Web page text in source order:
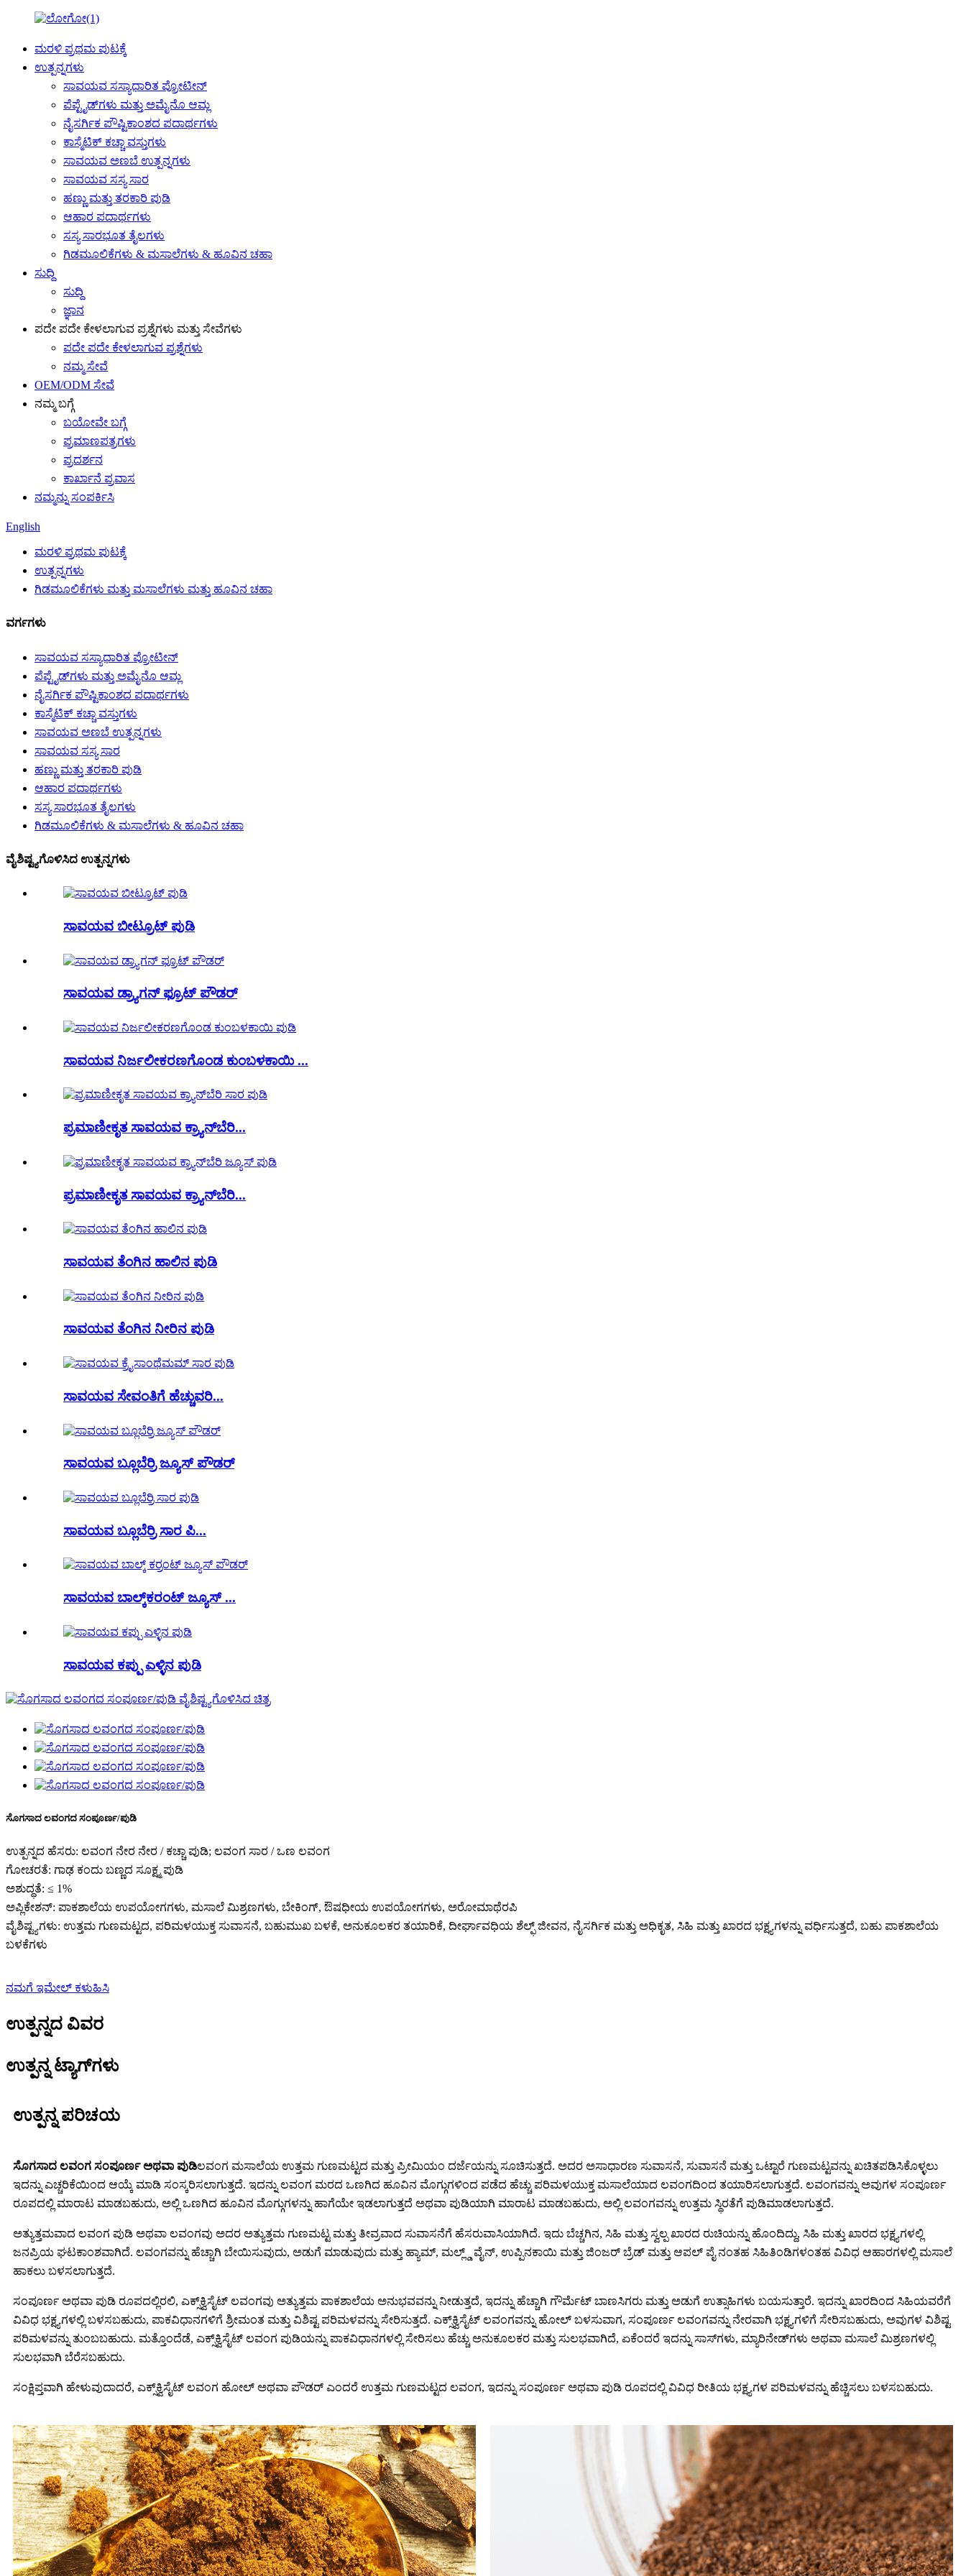
ಮರಳಿ ಪ್ರಥಮ ಪುಟಕ್ಕೆ
ಉತ್ಪನ್ನಗಳು
ಸಾವಯವ ಸಸ್ಯಾಧಾರಿತ ಪ್ರೋಟೀನ್
ಪೆಪ್ಟೈಡ್‌ಗಳು ಮತ್ತು ಅಮೈನೊ ಆಮ್ಲ
ನೈಸರ್ಗಿಕ ಪೌಷ್ಟಿಕಾಂಶದ ಪದಾರ್ಥಗಳು
ಕಾಸ್ಮೆಟಿಕ್ ಕಚ್ಚಾ ವಸ್ತುಗಳು
ಸಾವಯವ ಅಣಬೆ ಉತ್ಪನ್ನಗಳು
ಸಾವಯವ ಸಸ್ಯ ಸಾರ
ಹಣ್ಣು ಮತ್ತು ತರಕಾರಿ ಪುಡಿ
ಆಹಾರ ಪದಾರ್ಥಗಳು
ಸಸ್ಯ ಸಾರಭೂತ ತೈಲಗಳು
ಗಿಡಮೂಲಿಕೆಗಳು & ಮಸಾಲೆಗಳು & ಹೂವಿನ ಚಹಾ
ಸುದ್ದಿ
ಸುದ್ದಿ
ಜ್ಞಾನ
ಪದೇ ಪದೇ ಕೇಳಲಾಗುವ ಪ್ರಶ್ನೆಗಳು ಮತ್ತು ಸೇವೆಗಳು
ಪದೇ ಪದೇ ಕೇಳಲಾಗುವ ಪ್ರಶ್ನೆಗಳು
ನಮ್ಮ ಸೇವೆ
OEM/ODM ಸೇವೆ
ನಮ್ಮ ಬಗ್ಗೆ
ಬಯೋವೇ ಬಗ್ಗೆ
ಪ್ರಮಾಣಪತ್ರಗಳು
ಪ್ರದರ್ಶನ
ಕಾರ್ಖಾನೆ ಪ್ರವಾಸ
ನಮ್ಮನ್ನು ಸಂಪರ್ಕಿಸಿ
English
ಮರಳಿ ಪ್ರಥಮ ಪುಟಕ್ಕೆ
ಉತ್ಪನ್ನಗಳು
ಗಿಡಮೂಲಿಕೆಗಳು ಮತ್ತು ಮಸಾಲೆಗಳು ಮತ್ತು ಹೂವಿನ ಚಹಾ
ವರ್ಗಗಳು
ಸಾವಯವ ಸಸ್ಯಾಧಾರಿತ ಪ್ರೋಟೀನ್
ಪೆಪ್ಟೈಡ್‌ಗಳು ಮತ್ತು ಅಮೈನೊ ಆಮ್ಲ
ನೈಸರ್ಗಿಕ ಪೌಷ್ಟಿಕಾಂಶದ ಪದಾರ್ಥಗಳು
ಕಾಸ್ಮೆಟಿಕ್ ಕಚ್ಚಾ ವಸ್ತುಗಳು
ಸಾವಯವ ಅಣಬೆ ಉತ್ಪನ್ನಗಳು
ಸಾವಯವ ಸಸ್ಯ ಸಾರ
ಹಣ್ಣು ಮತ್ತು ತರಕಾರಿ ಪುಡಿ
ಆಹಾರ ಪದಾರ್ಥಗಳು
ಸಸ್ಯ ಸಾರಭೂತ ತೈಲಗಳು
ಗಿಡಮೂಲಿಕೆಗಳು & ಮಸಾಲೆಗಳು & ಹೂವಿನ ಚಹಾ
ವೈಶಿಷ್ಟ್ಯಗೊಳಿಸಿದ ಉತ್ಪನ್ನಗಳು
ಸಾವಯವ ಬೀಟ್ರೂಟ್ ಪುಡಿ
ಸಾವಯವ ಡ್ರ್ಯಾಗನ್ ಫ್ರೂಟ್ ಪೌಡರ್
ಸಾವಯವ ನಿರ್ಜಲೀಕರಣಗೊಂಡ ಕುಂಬಳಕಾಯಿ ...
ಪ್ರಮಾಣೀಕೃತ ಸಾವಯವ ಕ್ರ್ಯಾನ್‌ಬೆರಿ...
ಪ್ರಮಾಣೀಕೃತ ಸಾವಯವ ಕ್ರ್ಯಾನ್‌ಬೆರಿ...
ಸಾವಯವ ತೆಂಗಿನ ಹಾಲಿನ ಪುಡಿ
ಸಾವಯವ ತೆಂಗಿನ ನೀರಿನ ಪುಡಿ
ಸಾವಯವ ಸೇವಂತಿಗೆ ಹೆಚ್ಚುವರಿ...
ಸಾವಯವ ಬ್ಲೂಬೆರ್ರಿ ಜ್ಯೂಸ್ ಪೌಡರ್
ಸಾವಯವ ಬ್ಲೂಬೆರ್ರಿ ಸಾರ ಪಿ...
ಸಾವಯವ ಬಾಲ್ಕ್‌ಕರಂಟ್ ಜ್ಯೂಸ್ ...
ಸಾವಯವ ಕಪ್ಪು ಎಳ್ಳಿನ ಪುಡಿ
ಸೊಗಸಾದ ಲವಂಗದ ಸಂಪೂರ್ಣ/ಪುಡಿ
ಉತ್ಪನ್ನದ ಹೆಸರು: ಲವಂಗ ನೇರ ನೇರ / ಕಚ್ಚಾ ಪುಡಿ; ಲವಂಗ ಸಾರ / ಒಣ ಲವಂಗ
ಗೋಚರತೆ: ಗಾಢ ಕಂದು ಬಣ್ಣದ ಸೂಕ್ಷ್ಮ ಪುಡಿ
ಅಶುದ್ಧತೆ: ≤ 1%
ಅಪ್ಲಿಕೇಶನ್: ಪಾಕಶಾಲೆಯ ಉಪಯೋಗಗಳು, ಮಸಾಲೆ ಮಿಶ್ರಣಗಳು, ಬೇಕಿಂಗ್, ಔಷಧೀಯ ಉಪಯೋಗಗಳು, ಅರೋಮಾಥೆರಪಿ
ವೈಶಿಷ್ಟ್ಯಗಳು: ಉತ್ತಮ ಗುಣಮಟ್ಟದ, ಪರಿಮಳಯುಕ್ತ ಸುವಾಸನೆ, ಬಹುಮುಖ ಬಳಕೆ, ಅನುಕೂಲಕರ ತಯಾರಿಕೆ, ದೀರ್ಘಾವಧಿಯ ಶೆಲ್ಫ್ ಜೀವನ, ನೈಸರ್ಗಿಕ ಮತ್ತು ಅಧಿಕೃತ, ಸಿಹಿ ಮತ್ತು ಖಾರದ ಭಕ್ಷ್ಯಗಳನ್ನು ವರ್ಧಿಸುತ್ತದೆ, ಬಹು ಪಾಕಶಾಲೆಯ
ಬಳಕೆಗಳು
ನಮಗೆ ಇಮೇಲ್ ಕಳುಹಿಸಿ
ಉತ್ಪನ್ನದ ವಿವರ
ಉತ್ಪನ್ನ ಟ್ಯಾಗ್‌ಗಳು
ಉತ್ಪನ್ನ ಪರಿಚಯ
ಸೊಗಸಾದ ಲವಂಗ ಸಂಪೂರ್ಣ ಅಥವಾ ಪುಡಿಲವಂಗ ಮಸಾಲೆಯ ಉತ್ತಮ ಗುಣಮಟ್ಟದ ಮತ್ತು ಪ್ರೀಮಿಯಂ ದರ್ಜೆಯನ್ನು ಸೂಚಿಸುತ್ತದೆ. ಅದರ ಅಸಾಧಾರಣ ಸುವಾಸನೆ, ಸುವಾಸನೆ ಮತ್ತು ಒಟ್ಟಾರೆ ಗುಣಮಟ್ಟವನ್ನು ಖಚಿತಪಡಿಸಿಕೊಳ್ಳಲು
ಇದನ್ನು ಎಚ್ಚರಿಕೆಯಿಂದ ಆಯ್ಕೆ ಮಾಡಿ ಸಂಸ್ಕರಿಸಲಾಗುತ್ತದೆ. ಇದನ್ನು ಲವಂಗ ಮರದ ಒಣಗಿದ ಹೂವಿನ ಮೊಗ್ಗುಗಳಿಂದ ಪಡೆದ ಹೆಚ್ಚು ಪರಿಮಳಯುಕ್ತ ಮಸಾಲೆಯಾದ ಲವಂಗದಿಂದ ತಯಾರಿಸಲಾಗುತ್ತದೆ. ಲವಂಗವನ್ನು ಅವುಗಳ ಸಂಪೂರ್ಣ
ರೂಪದಲ್ಲಿ ಮಾರಾಟ ಮಾಡಬಹುದು, ಅಲ್ಲಿ ಒಣಗಿದ ಹೂವಿನ ಮೊಗ್ಗುಗಳನ್ನು ಹಾಗೆಯೇ ಇಡಲಾಗುತ್ತದೆ ಅಥವಾ ಪುಡಿಯಾಗಿ ಮಾರಾಟ ಮಾಡಬಹುದು, ಅಲ್ಲಿ ಲವಂಗವನ್ನು ಉತ್ತಮ ಸ್ಥಿರತೆಗೆ ಪುಡಿಮಾಡಲಾಗುತ್ತದೆ.
ಅತ್ಯುತ್ತಮವಾದ ಲವಂಗ ಪುಡಿ ಅಥವಾ ಲವಂಗವು ಅದರ ಅತ್ಯುತ್ತಮ ಗುಣಮಟ್ಟ ಮತ್ತು ತೀವ್ರವಾದ ಸುವಾಸನೆಗೆ ಹೆಸರುವಾಸಿಯಾಗಿದೆ. ಇದು ಬೆಚ್ಚಗಿನ, ಸಿಹಿ ಮತ್ತು ಸ್ವಲ್ಪ ಖಾರದ ರುಚಿಯನ್ನು ಹೊಂದಿದ್ದು, ಸಿಹಿ ಮತ್ತು ಖಾರದ ಭಕ್ಷ್ಯಗಳಲ್ಲಿ
ಜನಪ್ರಿಯ ಘಟಕಾಂಶವಾಗಿದೆ. ಲವಂಗವನ್ನು ಹೆಚ್ಚಾಗಿ ಬೇಯಿಸುವುದು, ಅಡುಗೆ ಮಾಡುವುದು ಮತ್ತು ಹ್ಯಾಮ್, ಮಲ್ಲ್ಡ್ ವೈನ್, ಉಪ್ಪಿನಕಾಯಿ ಮತ್ತು ಜಿಂಜರ್ ಬ್ರೆಡ್ ಮತ್ತು ಆಪಲ್ ಪೈ ನಂತಹ ಸಿಹಿತಿಂಡಿಗಳಂತಹ ವಿವಿಧ ಆಹಾರಗಳಲ್ಲಿ ಮಸಾಲೆ
ಹಾಕಲು ಬಳಸಲಾಗುತ್ತದೆ.
ಸಂಪೂರ್ಣ ಅಥವಾ ಪುಡಿ ರೂಪದಲ್ಲಿರಲಿ, ಎಕ್ಸ್‌ಕ್ವಿಸೈಟ್ ಲವಂಗವು ಅತ್ಯುತ್ತಮ ಪಾಕಶಾಲೆಯ ಅನುಭವವನ್ನು ನೀಡುತ್ತದೆ, ಇದನ್ನು ಹೆಚ್ಚಾಗಿ ಗೌರ್ಮೆಟ್ ಬಾಣಸಿಗರು ಮತ್ತು ಅಡುಗೆ ಉತ್ಸಾಹಿಗಳು ಬಯಸುತ್ತಾರೆ. ಇದನ್ನು ಖಾರದಿಂದ ಸಿಹಿಯವರೆಗೆ
ವಿವಿಧ ಭಕ್ಷ್ಯಗಳಲ್ಲಿ ಬಳಸಬಹುದು, ಪಾಕವಿಧಾನಗಳಿಗೆ ಶ್ರೀಮಂತ ಮತ್ತು ವಿಶಿಷ್ಟ ಪರಿಮಳವನ್ನು ಸೇರಿಸುತ್ತದೆ. ಎಕ್ಸ್‌ಕ್ವಿಸೈಟ್ ಲವಂಗವನ್ನು ಹೋಲ್ ಬಳಸುವಾಗ, ಸಂಪೂರ್ಣ ಲವಂಗವನ್ನು ನೇರವಾಗಿ ಭಕ್ಷ್ಯಗಳಿಗೆ ಸೇರಿಸಬಹುದು, ಅವುಗಳ ವಿಶಿಷ್ಟ
ಪರಿಮಳವನ್ನು ತುಂಬಬಹುದು. ಮತ್ತೊಂದೆಡೆ, ಎಕ್ಸ್‌ಕ್ವಿಸೈಟ್ ಲವಂಗ ಪುಡಿಯನ್ನು ಪಾಕವಿಧಾನಗಳಲ್ಲಿ ಸೇರಿಸಲು ಹೆಚ್ಚು ಅನುಕೂಲಕರ ಮತ್ತು ಸುಲಭವಾಗಿದೆ, ಏಕೆಂದರೆ ಇದನ್ನು ಸಾಸ್‌ಗಳು, ಮ್ಯಾರಿನೇಡ್‌ಗಳು ಅಥವಾ ಮಸಾಲೆ ಮಿಶ್ರಣಗಳಲ್ಲಿ
ಸುಲಭವಾಗಿ ಬೆರೆಸಬಹುದು.
ಸಂಕ್ಷಿಪ್ತವಾಗಿ ಹೇಳುವುದಾದರೆ, ಎಕ್ಸ್‌ಕ್ವಿಸೈಟ್ ಲವಂಗ ಹೋಲ್ ಅಥವಾ ಪೌಡರ್ ಎಂದರೆ ಉತ್ತಮ ಗುಣಮಟ್ಟದ ಲವಂಗ, ಇದನ್ನು ಸಂಪೂರ್ಣ ಅಥವಾ ಪುಡಿ ರೂಪದಲ್ಲಿ ವಿವಿಧ ರೀತಿಯ ಭಕ್ಷ್ಯಗಳ ಪರಿಮಳವನ್ನು ಹೆಚ್ಚಿಸಲು ಬಳಸಬಹುದು.